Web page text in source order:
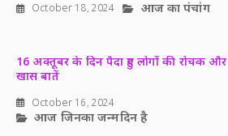
October 18, 2024 आज का पंचांग
16 अक्तूबर के दिन पैदा हुए लोगों की रोचक और
खास बातें
October 16, 2024
आज जिनका जन्मदिन है